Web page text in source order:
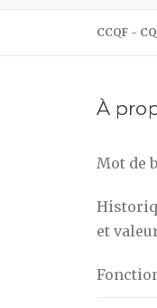
CCQF -
À
Mot de
et